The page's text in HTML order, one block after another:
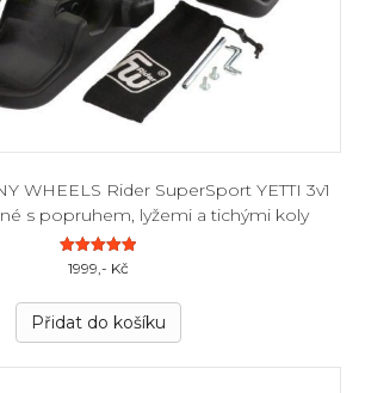
WHEELS Rider SuperSport YETTI 3v1
s popruhem, lyžemi a tichými koly
Hodnocení
5.00
1999,- Kč
Přidat do košíku